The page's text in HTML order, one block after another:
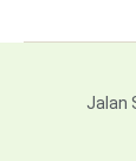
Jalan